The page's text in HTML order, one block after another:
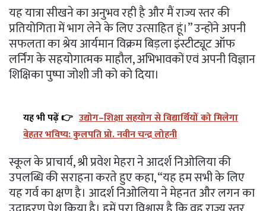
यह यात्रा सीखने का अनुभव रही है और मैं राज्य स्तर की
प्रतियोगिता में भाग लेने के लिए उत्साहित हूं।” उन्होंने अपनी
सफलता का श्रेय आर्यमान विक्रम बिड़ला इंस्टीट्यूट ऑफ
लर्निंग के सहयोगात्मक माहौल, अभिभावकों एवं अपनी विज्ञान
शिक्षिका पुष्पा जोशी जी को को दिया।
यह भी पढ़ें 👉 उद्योग–शिक्षा सहयोग से विद्यार्थियों को मिलेगा
बेहतर भविष्य: कुलपति प्रो. नवीन चन्द्र लोहनी
स्कूल के प्राचार्य, श्री प्रवेश मेहरा ने आदर्श निओलिया की
उपलब्धि की सराहना करते हुए कहा, “यह हम सभी के लिए
यह गर्व का क्षण है। आदर्श निओलिया ने मेहनत और लगन का